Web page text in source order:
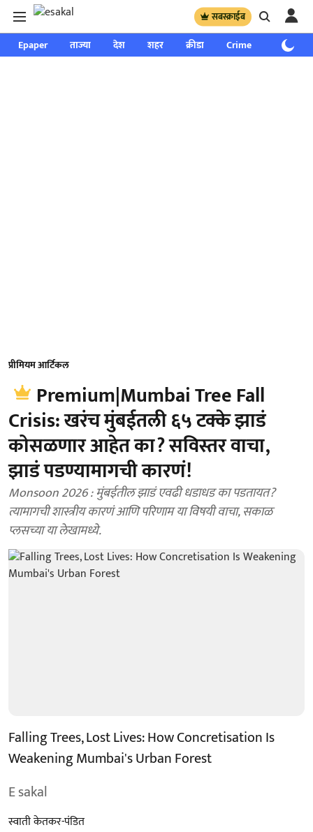
सबस्क्राईब
Epaper ताज्या देश शहर क्रीडा Crime साप्ताहिक
प्रीमियम आर्टिकल
Premium|Mumbai Tree Fall
Crisis: खरंच मुंबईतली ६५ टक्के झाडं
कोसळणार आहेत का? सविस्तर वाचा,
झाडं पडण्यामागची कारणं!
Monsoon 2026 : मुंबईतील झाडं एवढी धडाधड का पडतायत?
त्यामागची शास्त्रीय कारणं आणि परिणाम या विषयी वाचा, सकाळ
प्लसच्या या लेखामध्ये.
Falling Trees, Lost Lives: How Concretisation Is
Weakening Mumbai's Urban Forest
E sakal
स्वाती केतकर-पंडित